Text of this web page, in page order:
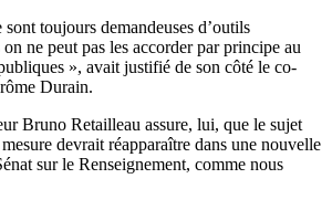
toujours demandeuses d’outils
ne peut pas les accorder par principe au
», avait justifié de son côté le co-
Durain.
Bruno Retailleau assure, lui, que le sujet
devrait réapparaître dans une nouvelle
sur le Renseignement, comme nous